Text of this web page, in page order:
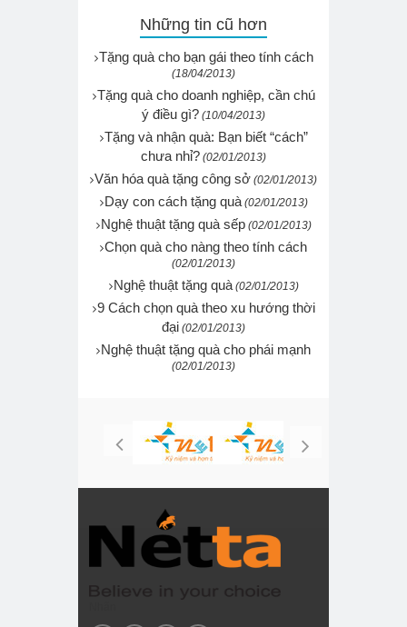
Những tin cũ hơn
Tặng quà cho bạn gái theo tính cách
(18/04/2013)
Tặng quà cho doanh nghiệp, cần chú
ý điều gì? (10/04/2013)
Tặng và nhận quà: Bạn biết “cách”
chưa nhỉ? (02/01/2013)
Văn hóa quà tặng công sở (02/01/2013)
Dạy con cách tặng quà (02/01/2013)
Nghệ thuật tặng quà sếp (02/01/2013)
Chọn quà cho nàng theo tính cách
(02/01/2013)
Nghệ thuật tặng quà (02/01/2013)
9 Cách chọn quà theo xu hướng thời
đại (02/01/2013)
Nghệ thuật tặng quà cho phái mạnh
(02/01/2013)